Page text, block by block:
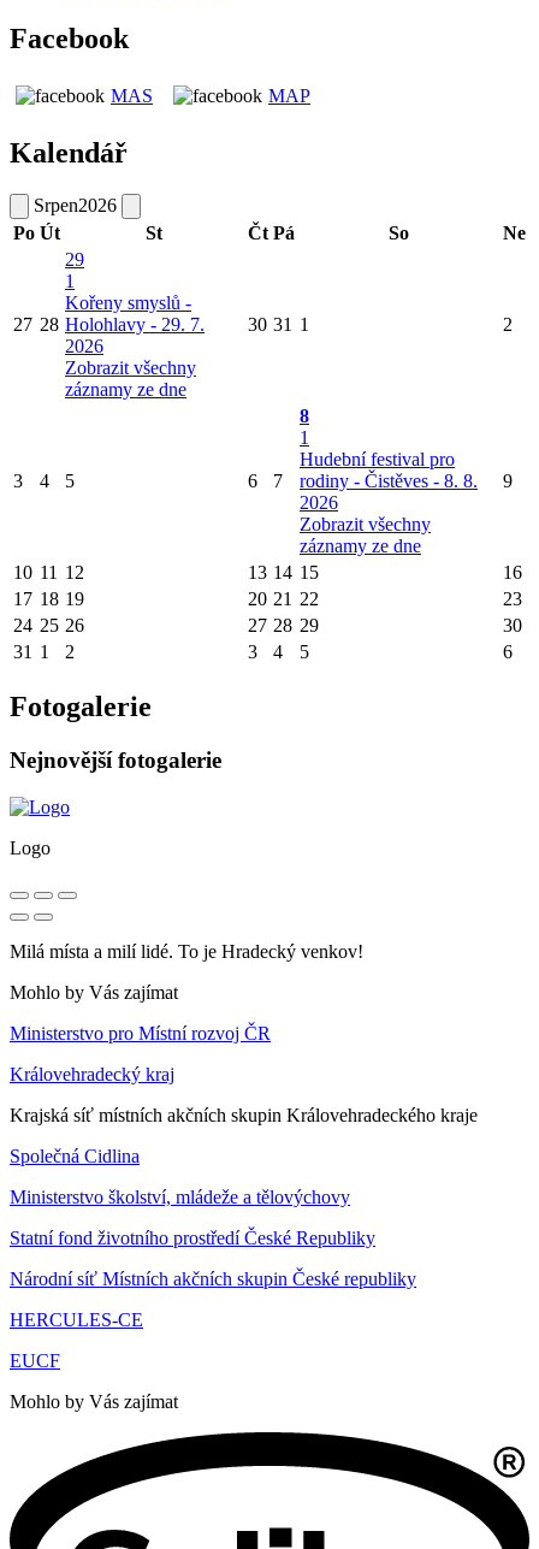
Facebook
MAS MAP
Kalendář
Srpen2026
Po Út St Čt Pá So Ne
27 28
29
1
Kořeny smyslů -
Holohlavy - 29. 7.
2026
Zobrazit všechny
záznamy ze dne
30 31 1 2
3 4 5 6 7
8
1
Hudební festival pro
rodiny - Čistěves - 8. 8.
2026
Zobrazit všechny
záznamy ze dne
9
10 11 12 13 14 15
16
17 18 19 20 21 22
23
24 25 26 27 28 29
30
31 1 2 3 4 5 6
Fotogalerie
Nejnovější fotogalerie
Logo
Milá místa a milí lidé. To je Hradecký venkov!
Mohlo by Vás zajímat
Ministerstvo pro Místní rozvoj ČR
Královehradecký kraj
Krajská síť místních akčních skupin Královehradeckého kraje
Společná Cidlina
Ministerstvo školství, mládeže a tělovýchovy
Statní fond životního prostředí České Republiky
Národní síť Místních akčních skupin České republiky
HERCULES-CE
EUCF
Mohlo by Vás zajímat